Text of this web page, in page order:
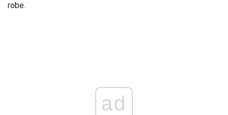
robe.
ad